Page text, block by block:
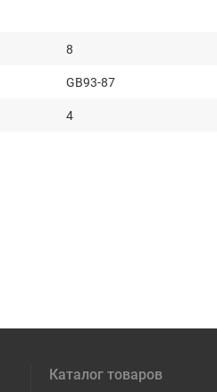
8
GB93-87
4
Каталог товаров